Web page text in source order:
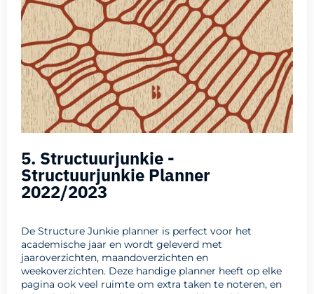
5. Structuurjunkie -
Structuurjunkie Planner
2022/2023
De Structure Junkie planner is perfect voor het
academische jaar en wordt geleverd met
jaaroverzichten, maandoverzichten en
weekoverzichten. Deze handige planner heeft op elke
pagina ook veel ruimte om extra taken te noteren, en